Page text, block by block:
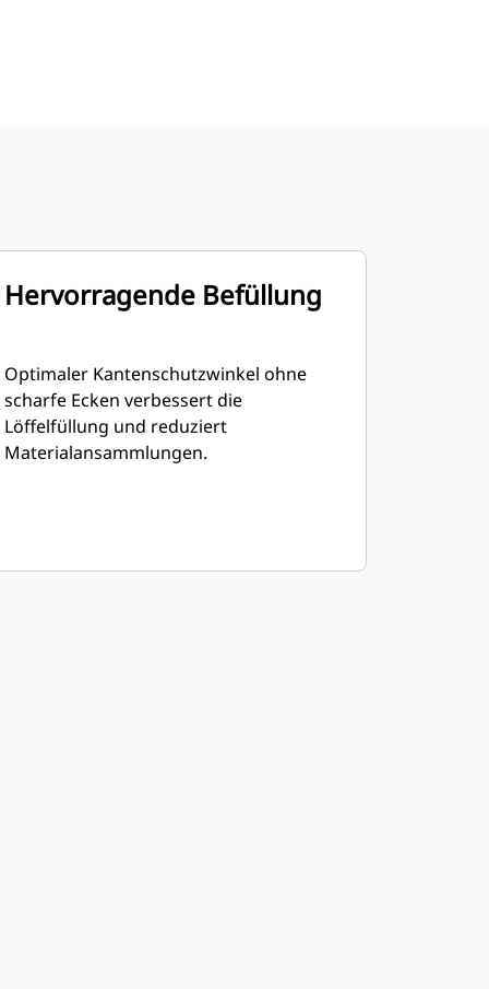
Hervorragende Befüllung
Optimaler Kantenschutzwinkel ohne
scharfe Ecken verbessert die
Löffelfüllung und reduziert
Materialansammlungen.